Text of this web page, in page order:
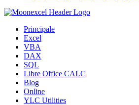
Principale
Excel
VBA
DAX
SQL
Libre Office CALC
Blog
Online
YLC Utilities